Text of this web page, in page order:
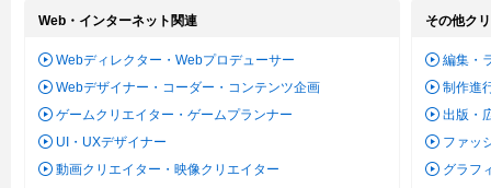
Web・インターネット関連
Webディレクター・Webプロデューサー
Webデザイナー・コーダー・コンテンツ企画
ゲームクリエイター・ゲームプランナー
UI・UXデザイナー
動画クリエイター・映像クリエイター
その他ク
編集・
制作進
出版・
ファッ
グラフ